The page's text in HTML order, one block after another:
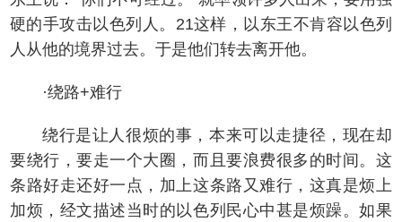
硬的手攻击以色列人。21这样，以东王不肯容以色列
人从他的境界过去。于是他们转去离开他。
·绕路+难行
绕行是让人很烦的事，本来可以走捷径，现在却
要绕行，要走一个大圈，而且要浪费很多的时间。这
条路好走还好一点，加上这条路又难行，这真是烦上
加烦，经文描述当时的以色列民心中甚是烦躁。如果